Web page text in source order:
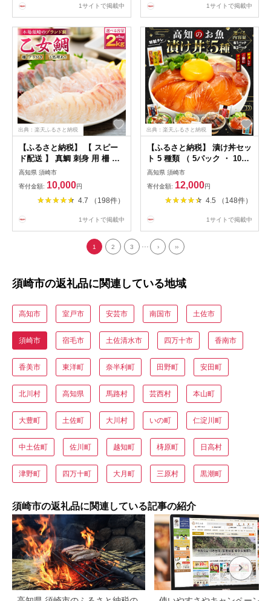
大容量 個包装 簡単調理 食べ
1サイトで掲載中
るさと納税海鮮 ふるさと納税
1サイトで掲載中
出典：楽天ふるさと納税
【ふるさと納税】 【 スピー
ド配送 】 真鯛 刺身 用 柵 ア
ラ付き 1～2尾 セット 本場須
崎のブランド鯛 乙女鯛 産地
直送 ( 新鮮 冷蔵 刺身 お刺し
身 タイ 鯛 高級魚 鮮魚 海鮮
鯛しゃぶ アラ汁 皿 高知県 須
高知県 須崎市
寄付金額: 10,000円
4.7 （198件）
1サイトで掲載中
出典：楽天ふるさと納税
【ふるさと納税】 漬け丼セッ
ト 5 種類 （ 5パック ・ 10パ
ック ） ｜ 海鮮 漬け 藁焼き
鰹 タタキ かつお さば 鯖 真
鯛 鯛 タイ カンパチ 勘八 ブ
リ 鰤 セット 惣菜 海鮮丼 お
県 須崎市 ふるさと納税漬け
高知県 須崎市
寄付金額: 12,000円
4.5 （148件）
1サイトで掲載中
1 2 3 › ››
須崎市の返礼品に関連している地域
高知市 室戸市 安芸市 南国市 土佐市
須崎市 宿毛市 土佐清水市 四万十市 香南市
香美市 東洋町 奈半利町 田野町 安田町
北川村 高知県 馬路村 芸西村 本山町
大豊町 土佐町 大川村 いの町 仁淀川町
中土佐町 佐川町 越知町 梼原町 日高村
津野町 四万十町 大月町 三原村 黒潮町
須崎市の返礼品に関連している記事の紹介